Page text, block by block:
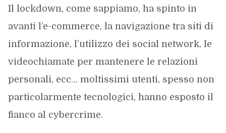
Il lockdown, come sappiamo, ha spinto in
avanti l’e-commerce, la navigazione tra siti di
informazione, l’utilizzo dei social network, le
videochiamate per mantenere le relazioni
personali, ecc… moltissimi utenti, spesso non
particolarmente tecnologici, hanno esposto il
fianco al cybercrime.